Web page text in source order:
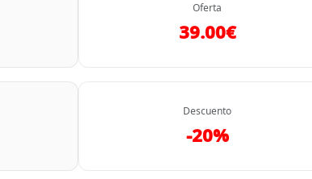
Oferta
39.00€
Descuento
-20%